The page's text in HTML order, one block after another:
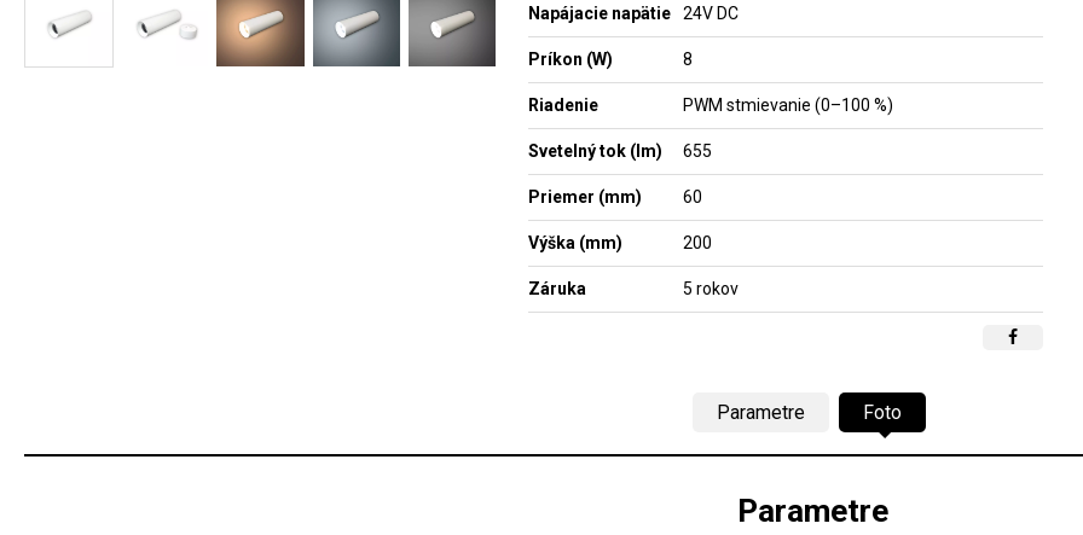
Napájacie napätie 24V DC
Príkon (W) 8
Riadenie PWM stmievanie (0–100 %)
Svetelný tok (lm) 655
Priemer (mm) 60
Výška (mm) 200
Záruka 5 rokov
Parametre Foto
Parametre